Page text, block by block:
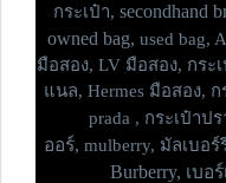
กระเป๋า, secondhand
owned bag, used bag,
มือสอง, LV มือสอง, กระ
แนล, Hermes มือสอง,
prada , กระเป๋าป
ออร์, mulberry, มัลเบอ
Burberry, เบอ